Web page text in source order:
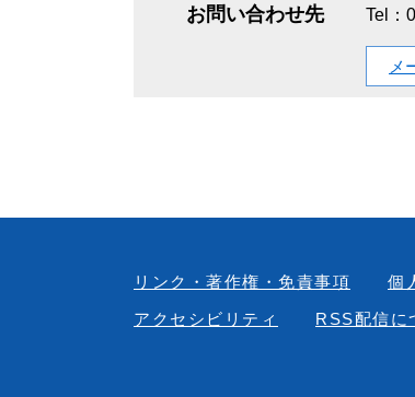
お問い合わせ先
Tel：
メ
リンク・著作権・免責事項
個
アクセシビリティ
RSS配信に